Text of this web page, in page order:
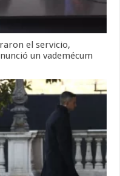
el servicio,
un vademécum